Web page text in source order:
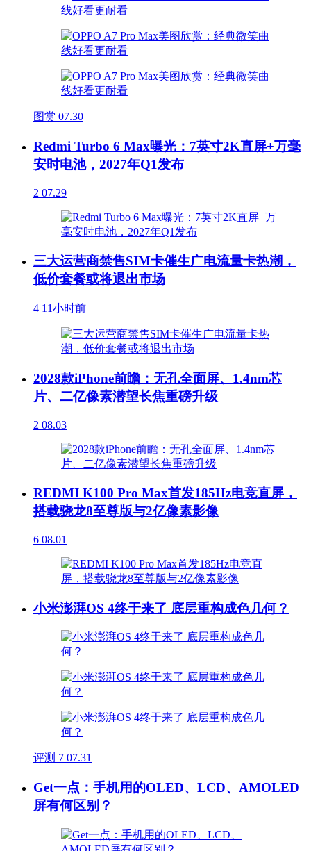
图赏 07.30
Redmi Turbo 6 Max曝光：7英寸2K直屏+万毫
安时电池，2027年Q1发布
2 07.29
三大运营商禁售SIM卡催生广电流量卡热潮，
低价套餐或将退出市场
4 11小时前
2028款iPhone前瞻：无孔全面屏、1.4nm芯
片、二亿像素潜望长焦重磅升级
2 08.03
REDMI K100 Pro Max首发185Hz电竞直屏，
搭载骁龙8至尊版与2亿像素影像
6 08.01
小米澎湃OS 4终于来了 底层重构成色几何？
评测 7 07.31
Get一点：手机用的OLED、LCD、AMOLED
屏有何区别？